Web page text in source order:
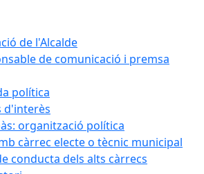
de l'Alcalde
de comunicació i premsa
política
d'interès
organització política
càrrec electe o tècnic municipal
conducta dels alts càrrecs